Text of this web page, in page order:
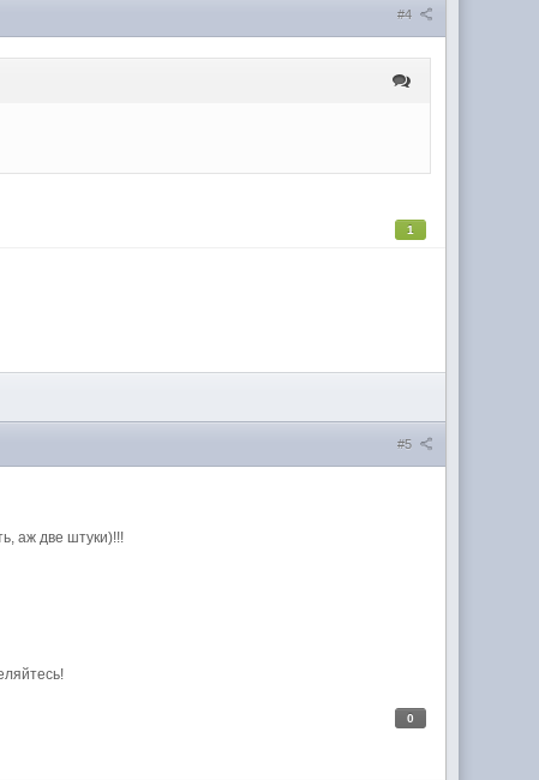
#4
1
#5
аж две штуки)!!!
0